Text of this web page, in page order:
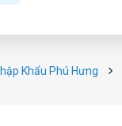
Khẩu Phú Hưng